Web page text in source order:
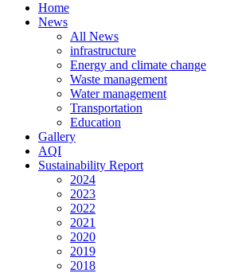
Home
News
All News
infrastructure
Energy and climate change
Waste management
Water management
Transportation
Education
Gallery
AQI
Sustainability Report
2024
2023
2022
2021
2020
2019
2018